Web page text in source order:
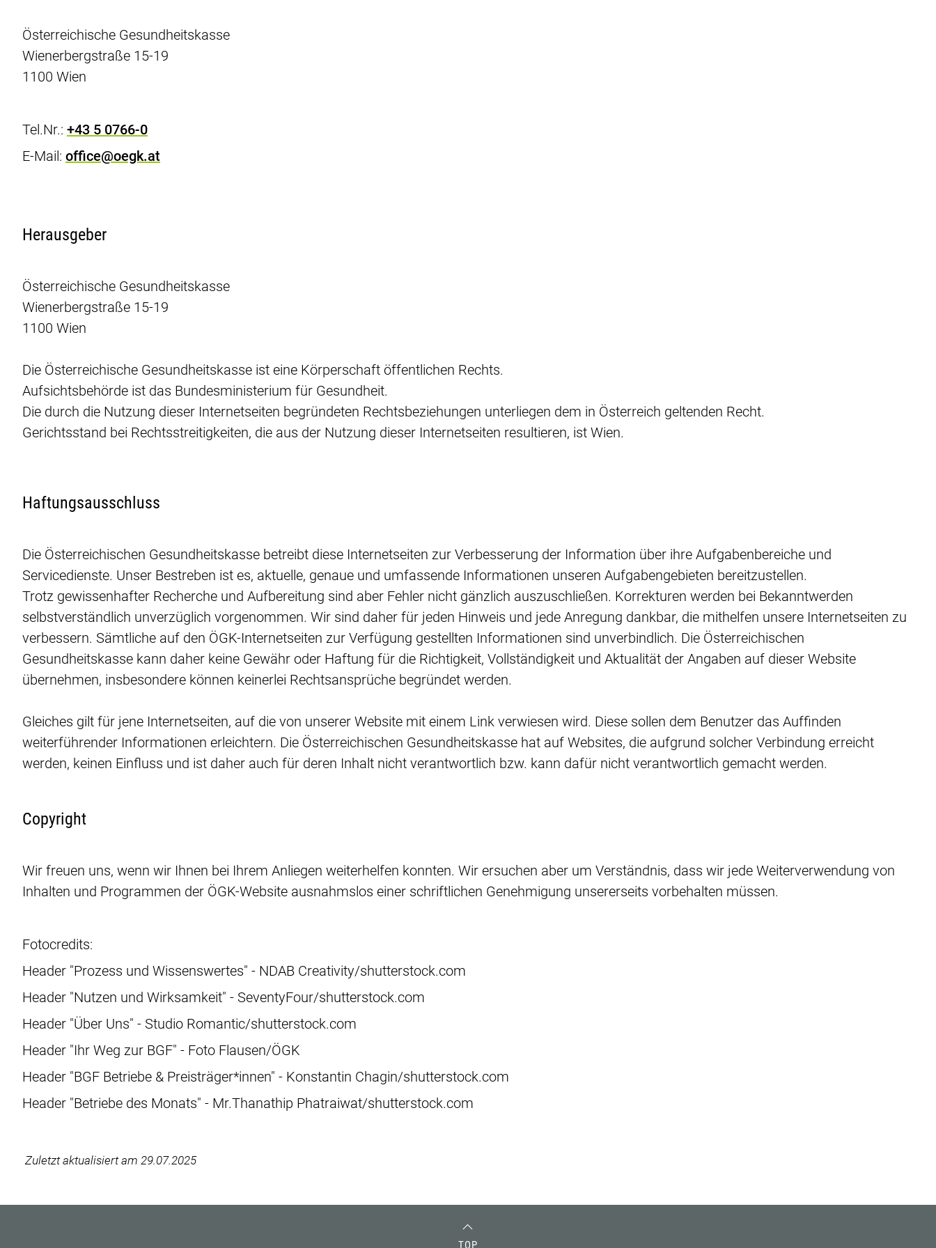
Österreichische Gesundheitskasse
Wienerbergstraße 15-19
1100 Wien
Tel.Nr.: +43 5 0766-0
E-Mail: office@oegk.at
Herausgeber
Österreichische Gesundheitskasse
Wienerbergstraße 15-19
1100 Wien
Die Österreichische Gesundheitskasse ist eine Körperschaft öffentlichen Rechts.
Aufsichtsbehörde ist das Bundesministerium für Gesundheit.
Die durch die Nutzung dieser Internetseiten begründeten Rechtsbeziehungen unterliegen dem in Österreich geltenden Recht.
Gerichtsstand bei Rechtsstreitigkeiten, die aus der Nutzung dieser Internetseiten resultieren, ist Wien.
Haftungsausschluss
Die Österreichischen Gesundheitskasse betreibt diese Internetseiten zur Verbesserung der Information über ihre Aufgabenbereiche und
Servicedienste. Unser Bestreben ist es, aktuelle, genaue und umfassende Informationen unseren Aufgabengebieten bereitzustellen.
Trotz gewissenhafter Recherche und Aufbereitung sind aber Fehler nicht gänzlich auszuschließen. Korrekturen werden bei Bekanntwerden
selbstverständlich unverzüglich vorgenommen. Wir sind daher für jeden Hinweis und jede Anregung dankbar, die mithelfen unsere Internetseiten zu
verbessern. Sämtliche auf den ÖGK-Internetseiten zur Verfügung gestellten Informationen sind unverbindlich. Die Österreichischen
Gesundheitskasse kann daher keine Gewähr oder Haftung für die Richtigkeit, Vollständigkeit und Aktualität der Angaben auf dieser Website
übernehmen, insbesondere können keinerlei Rechtsansprüche begründet werden.
Gleiches gilt für jene Internetseiten, auf die von unserer Website mit einem Link verwiesen wird. Diese sollen dem Benutzer das Auffinden
weiterführender Informationen erleichtern. Die Österreichischen Gesundheitskasse hat auf Websites, die aufgrund solcher Verbindung erreicht
werden, keinen Einfluss und ist daher auch für deren Inhalt nicht verantwortlich bzw. kann dafür nicht verantwortlich gemacht werden.
Copyright
Wir freuen uns, wenn wir Ihnen bei Ihrem Anliegen weiterhelfen konnten. Wir ersuchen aber um Verständnis, dass wir jede Weiterverwendung von
Inhalten und Programmen der ÖGK-Website ausnahmslos einer schriftlichen Genehmigung unsererseits vorbehalten müssen.
Fotocredits:
Header "Prozess und Wissenswertes" - NDAB Creativity/shutterstock.com
Header "Nutzen und Wirksamkeit" - SeventyFour/shutterstock.com
Header "Über Uns" - Studio Romantic/shutterstock.com
Header "Ihr Weg zur BGF" - Foto Flausen/ÖGK
Header "BGF Betriebe & Preisträger*innen" - Konstantin Chagin/shutterstock.com
Header "Betriebe des Monats" - Mr.Thanathip Phatraiwat/shutterstock.com
‌ Zuletzt aktualisiert am 29.07.2025
TOP